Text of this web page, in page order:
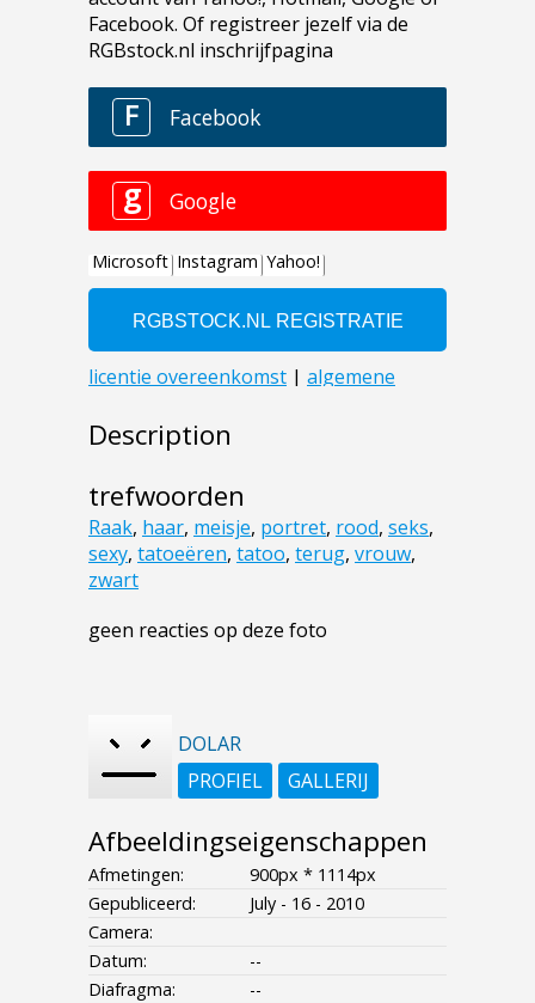
Description
trefwoorden
Raak, haar, meisje, portret, rood, seks,
sexy, tatoeëren, tatoo, terug, vrouw,
zwart
geen reacties op deze foto
DOLAR
PROFIEL
GALLERIJ
Afbeeldingseigenschappen
Afmetingen:
900px * 1114px
Gepubliceerd:
July - 16 - 2010
Camera:
Datum:
--
Diafragma:
--